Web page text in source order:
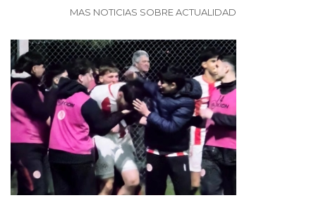
MAS NOTICIAS SOBRE ACTUALIDAD